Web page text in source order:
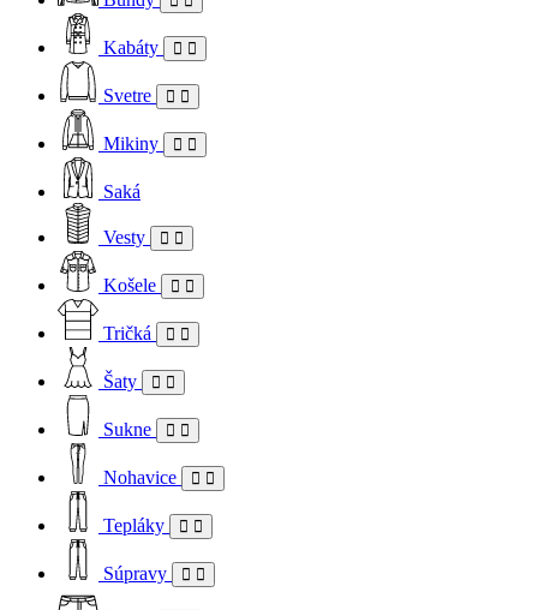
Kabáty
Svetre
Mikiny
Saká
Vesty
Košele
Tričká
Šaty
Sukne
Nohavice
Tepláky
Súpravy